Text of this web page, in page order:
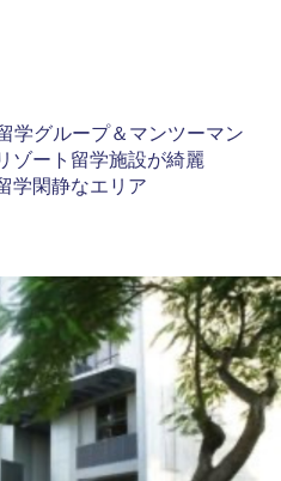
学グループ＆マンツーマン
ゾート留学施設が綺麗
学閑静なエリア